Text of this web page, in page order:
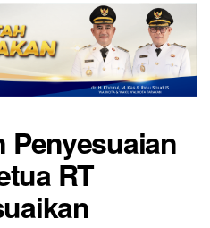
Penyesuaian
RT